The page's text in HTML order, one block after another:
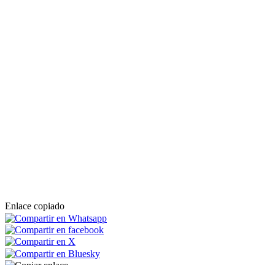
Enlace copiado